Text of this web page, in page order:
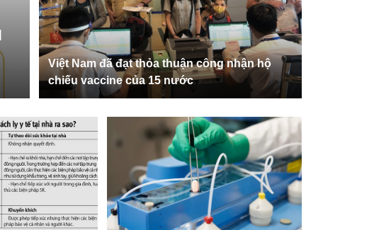
Việt Nam đã đạt thỏa thuận công nhận hộ
chiếu vaccine của 15 nước